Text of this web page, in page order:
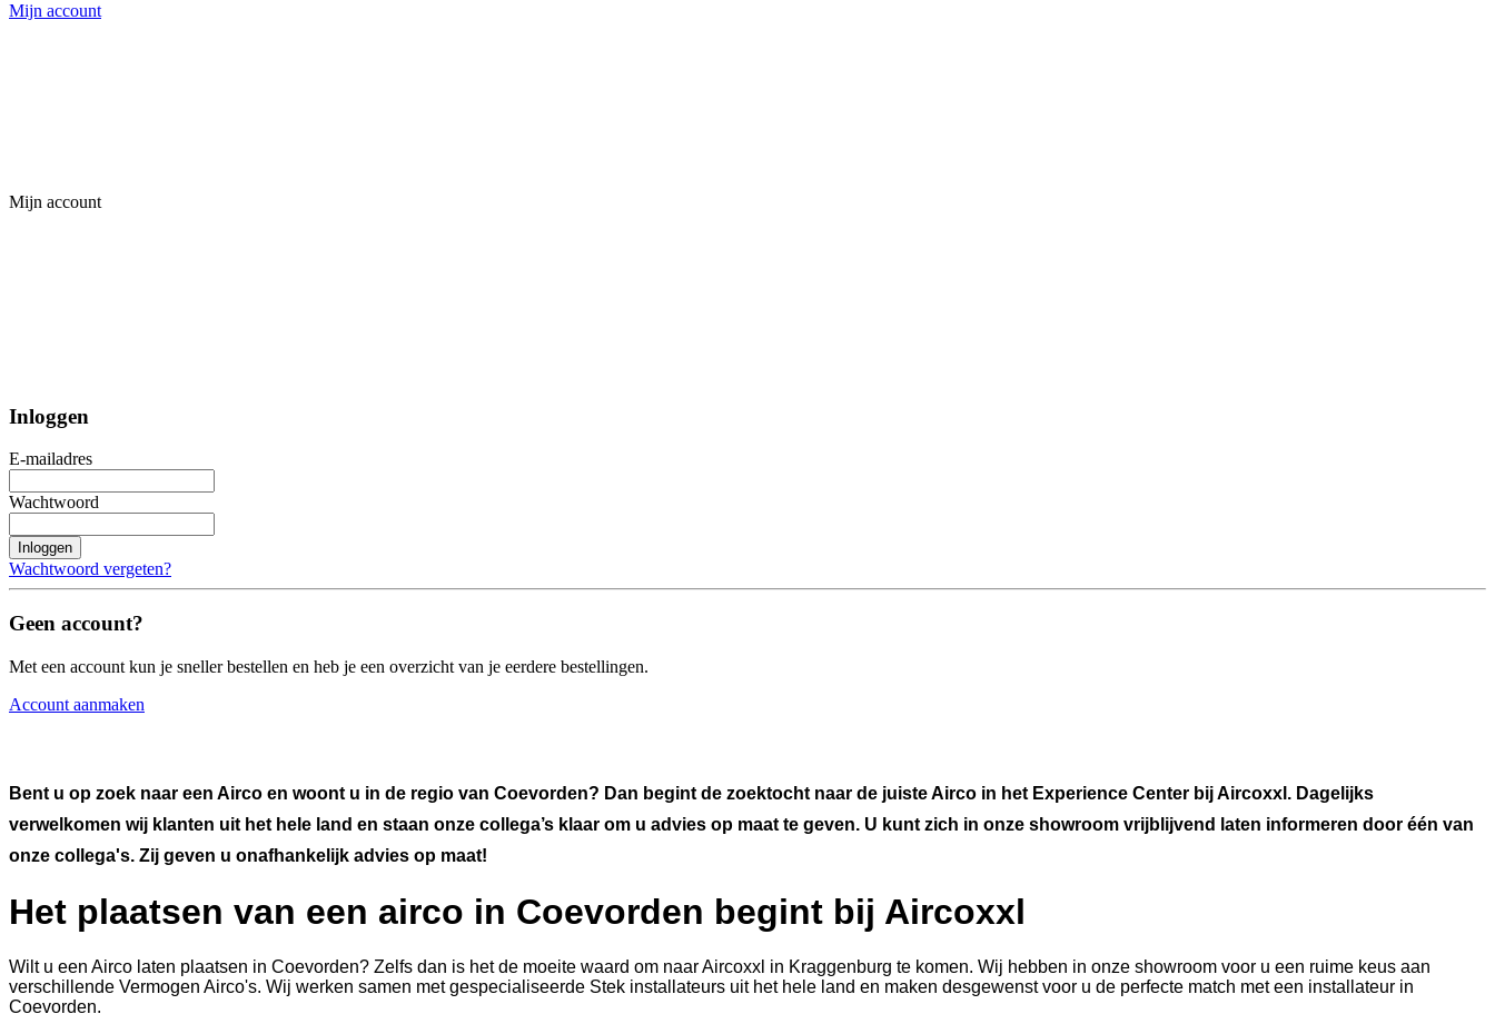
Mijn account
Mijn account
Inloggen
E-mailadres
Wachtwoord
Inloggen
Wachtwoord vergeten?
Geen account?
Met een account kun je sneller bestellen en heb je een overzicht van je eerdere bestellingen.
Account aanmaken
Bent u op zoek naar een Airco en woont u in de regio van Coevorden? Dan begint de zoektocht naar de juiste Airco in het Experience Center bij Aircoxxl. Dagelijks
verwelkomen wij klanten uit het hele land en staan onze collega’s klaar om u advies op maat te geven. U kunt zich in onze showroom vrijblijvend laten informeren door één van
onze collega's. Zij geven u onafhankelijk advies op maat!
Het plaatsen van een airco in Coevorden begint bij Aircoxxl
Wilt u een Airco laten plaatsen in Coevorden? Zelfs dan is het de moeite waard om naar Aircoxxl in Kraggenburg te komen. Wij hebben in onze showroom voor u een ruime keus aan
verschillende Vermogen Airco's. Wij werken samen met gespecialiseerde Stek installateurs uit het hele land en maken desgewenst voor u de perfecte match met een installateur in
Coevorden.